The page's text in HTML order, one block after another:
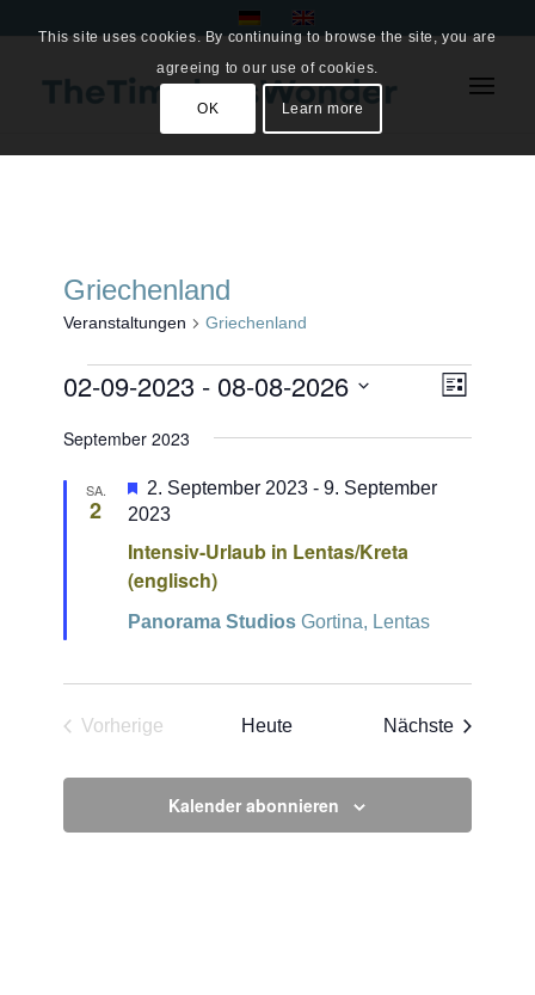
Griechenland
Veranstaltungen Griechenland
Veranstaltungen Liste
02-09-2023 - 08-08-2026
wählen.
September 2023
SA.
2
Intensiv-Urlaub in Lentas/Kreta
(englisch)
Hervorgehoben
2. September 2023 -9. September
2023
Panorama StudiosGortina, Lentas
Vorherige
Heute Nächste
Kalender abonnieren
This site uses cookies. By continuing to browse the site, you are
agreeing to our use of cookies.
OK Learn more